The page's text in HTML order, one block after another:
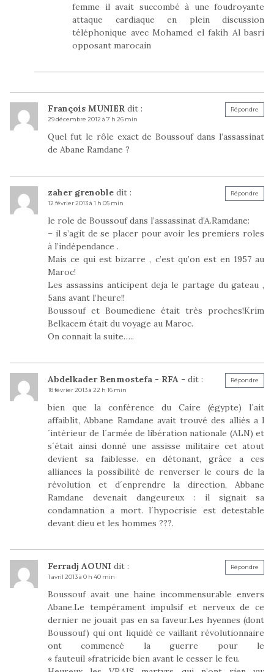
femme il avait succombé à une foudroyante
attaque cardiaque en plein discussion
téléphonique avec Mohamed el fakih Al basri
opposant marocain
François MUNIER dit :
29 décembre 2012 à 7 h 26 min
Quel fut le rôle exact de Boussouf dans l’assassinat
de Abane Ramdane ?
Répondre
zaher grenoble dit :
12 février 2013 à 1 h 05 min
le role de Boussouf dans l’assassinat d’A.Ramdane:
– il s’agit de se placer pour avoir les premiers roles
à l’indépendance .
Mais ce qui est bizarre , c’est qu’on est en 1957 au
Maroc!
Les assassins anticipent deja le partage du gateau ,
5ans avant l’heure!!
Boussouf et Boumediene était très proches!Krim
Belkacem était du voyage au Maroc.
On connait la suite…..
Répondre
Abdelkader Benmostefa - RFA - dit :
18 février 2013 à 22 h 16 min
bien que la conférence du Caire (égypte) l´ait
affaiblit, Abbane Ramdane avait trouvé des alliés a l
´intérieur de l´armée de libération nationale (ALN) et
s´était ainsi donné une assisse militaire cet atout
devient sa faiblesse. en détonant, grâce a ces
alliances la possibilité de renverser le cours de la
révolution et d´enprendre la direction, Abbane
Ramdane devenait dangeureux : il signait sa
condamnation a mort. l´hypocrisie est detestable
devant dieu et les hommes ???.
Répondre
Ferradj AOUNI dit :
1 avril 2013 à 0 h 40 min
Boussouf avait une haine incommensurable envers
Abane.Le tempérament impulsif et nerveux de ce
dernier ne jouait pas en sa faveur.Les hyennes (dont
Boussouf) qui ont liquidé ce vaillant révolutionnaire
ont commencé la guerre pour le
« fauteuil »fratricide bien avant le cesser le feu.
Répondre